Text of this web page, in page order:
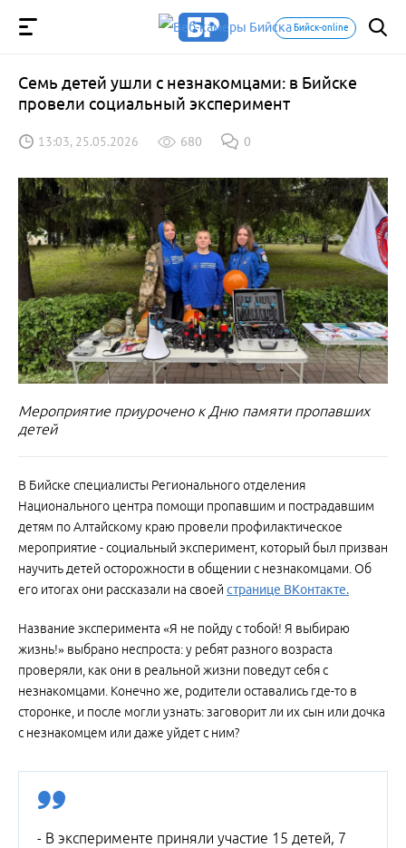
Бийск-online
Семь детей ушли с незнакомцами: в Бийске
провели социальный эксперимент
13:03, 25.05.2026 680 0
Мероприятие приурочено к Дню памяти пропавших
детей
В Бийске специалисты Регионального отделения
Национального центра помощи пропавшим и пострадавшим
детям по Алтайскому краю провели профилактическое
мероприятие - социальный эксперимент, который был призван
научить детей осторожности в общении с незнакомцами. Об
его итогах они рассказали на своей странице ВКонтакте.
Название эксперимента «Я не пойду с тобой! Я выбираю
жизнь!» выбрано неспроста: у ребят разного возраста
проверяли, как они в реальной жизни поведут себя с
незнакомцами. Конечно же, родители оставались где-то в
сторонке, и после могли узнать: заговорит ли их сын или дочка
с незнакомцем или даже уйдет с ним?
- В эксперименте приняли участие 15 детей, 7